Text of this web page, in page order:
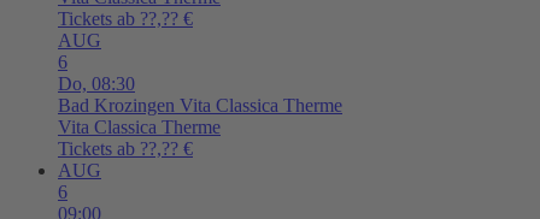
Tickets ab ??,?? €
AUG
6
Do, 08:30
Bad Krozingen Vita Classica Therme
Vita Classica Therme
Tickets ab ??,?? €
AUG
6
09:00